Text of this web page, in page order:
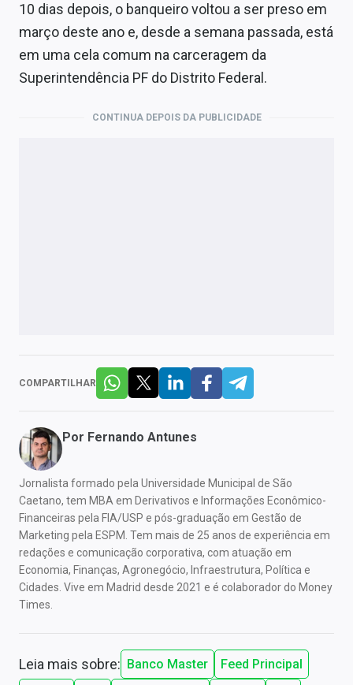
10 dias depois, o banqueiro voltou a ser preso em
março deste ano e, desde a semana passada, está
em uma cela comum na carceragem da
Superintendência PF do Distrito Federal.
CONTINUA DEPOIS DA PUBLICIDADE
COMPARTILHAR
Por Fernando Antunes
Jornalista formado pela Universidade Municipal de São
Caetano, tem MBA em Derivativos e Informações Econômico-
Financeiras pela FIA/USP e pós-graduação em Gestão de
Marketing pela ESPM. Tem mais de 25 anos de experiência em
redações e comunicação corporativa, com atuação em
Economia, Finanças, Agronegócio, Infraestrutura, Política e
Cidades. Vive em Madrid desde 2021 e é colaborador do Money
Times.
Leia mais sobre: Banco Master
Feed Principal